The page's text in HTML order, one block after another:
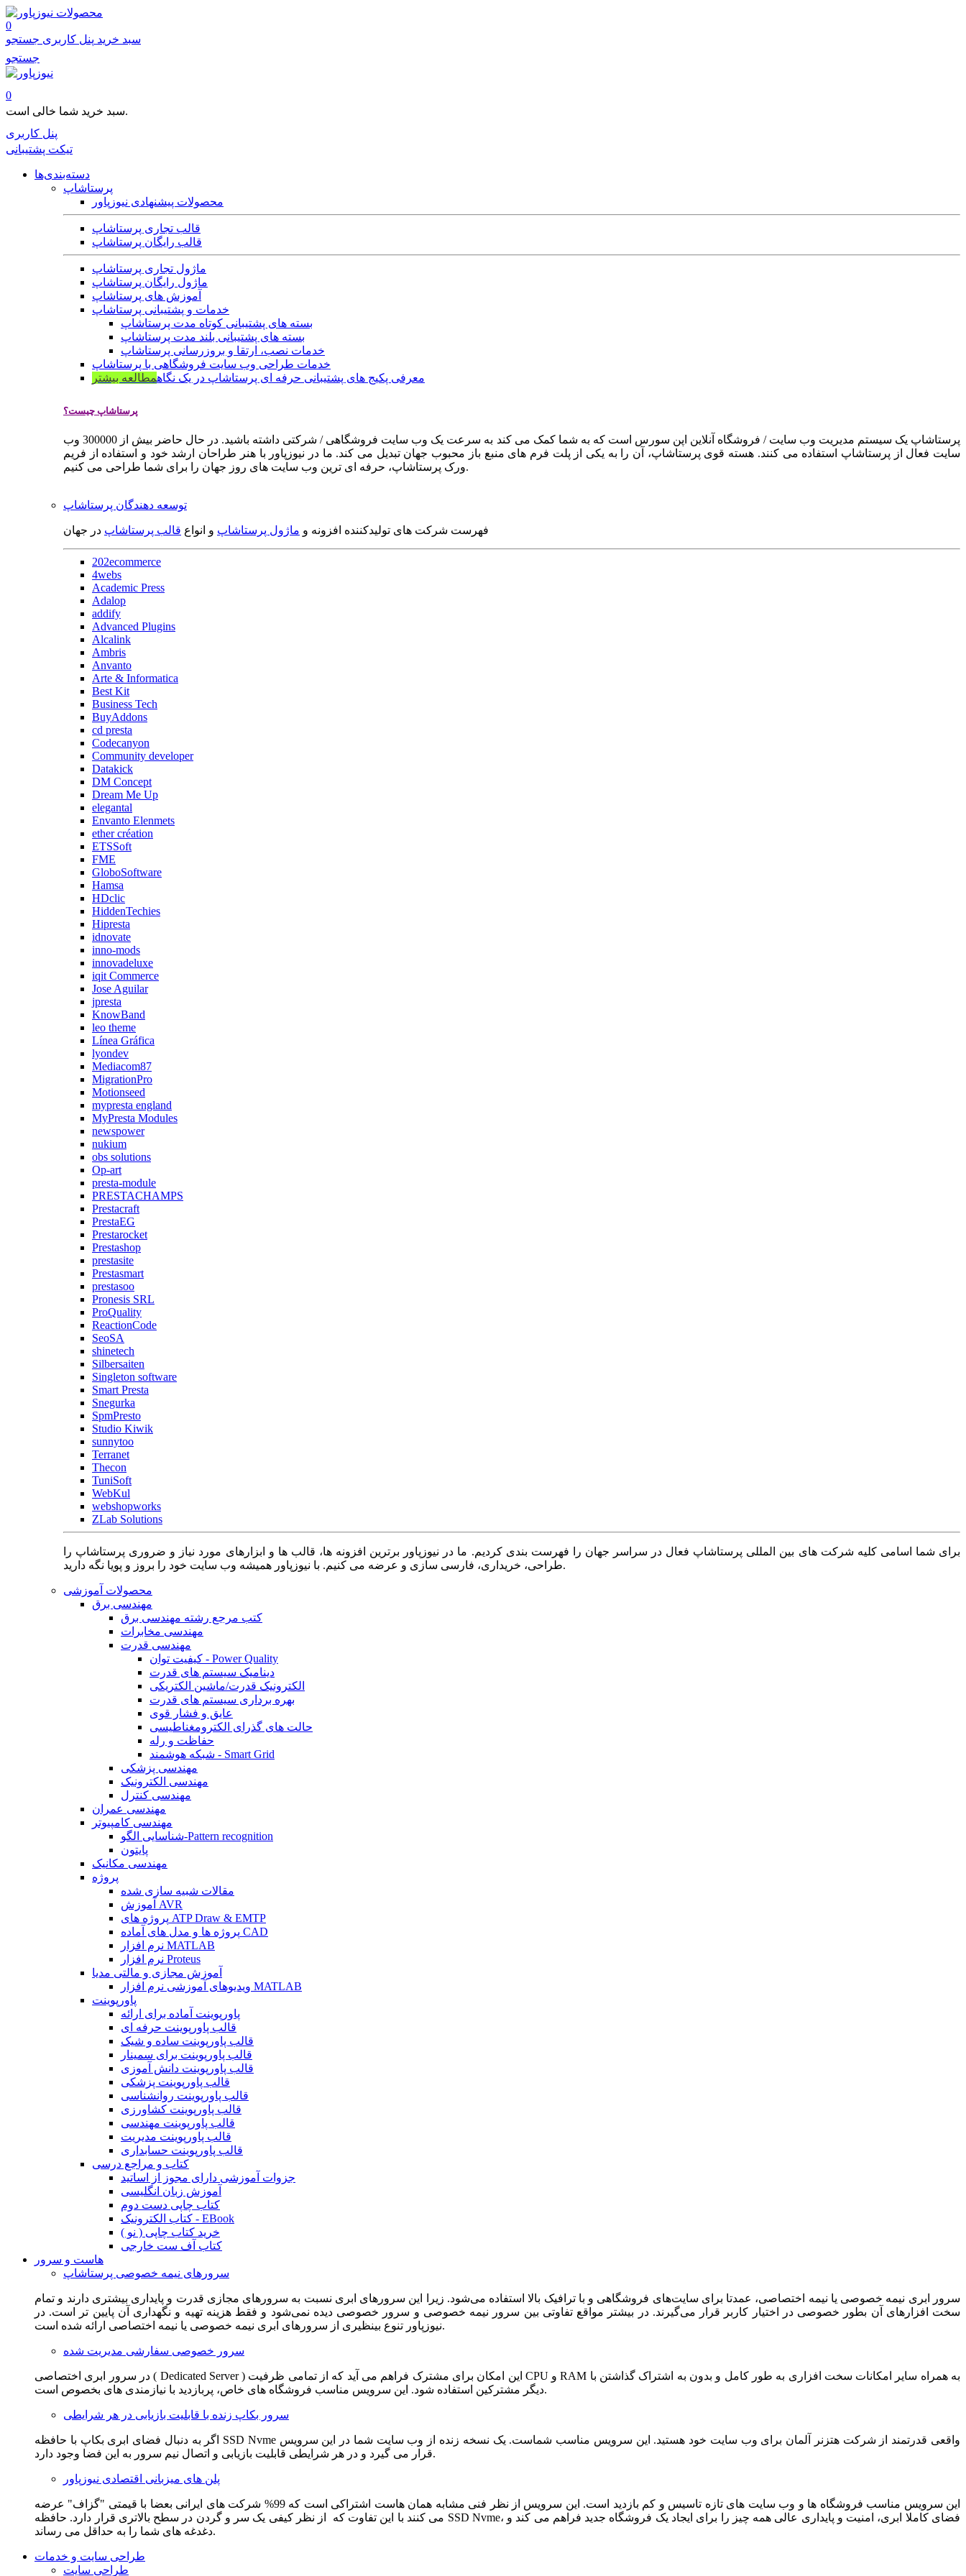
محصولات
0
سبد خرید پنل کاربری جستجو
جستجو
0
سبد خرید شما خالی است.
پنل کاربری
تیکت پشتیبانی
دسته‌بندی‌ها
پرستاشاپ
محصولات پیشنهادی نیوزپاور
قالب تجاری پرستاشاپ
قالب رایگان پرستاشاپ
ماژول تجاری پرستاشاپ
ماژول رایگان پرستاشاپ
آموزش های پرستاشاپ
خدمات و پشتیبانی پرستاشاپ
بسته های پشتیبانی کوتاه مدت پرستاشاپ
بسته های پشتیبانی بلند مدت پرستاشاپ
خدمات نصب، ارتقا و بروزرسانی پرستاشاپ
خدمات طراحی وب سایت فروشگاهی با پرستاشاپ
معرفی پکیج های پشتیبانی حرفه ای پرستاشاپ در یک نگاهمطالعه بیشتر
پرستاشاپ چیست؟
پرستاشاپ یک سیستم مدیریت وب سایت / فروشگاه آنلاین اپن سورس است که به شما کمک می کند به سرعت یک وب سایت فروشگاهی / شرکتی داشته باشید. در حال حاضر بیش از 300000 وب
سایت فعال از پرستاشاپ استفاده می کنند. هسته قوی پرستاشاپ، آن را به یکی از پلت فرم های منبع باز محبوب جهان تبدیل می کند. ما در نیوزپاور با هنر طراحان ارشد خود و استفاده از فریم
ورک پرستاشاپ، حرفه ای ترین وب سایت های روز جهان را برای شما طراحی می کنیم.
توسعه دهندگان پرستاشاپ
فهرست شرکت های تولیدکننده افزونه و ماژول پرستاشاپ و انواع قالب پرستاشاپ در جهان
202ecommerce
4webs
Academic Press
Adalop
addify
Advanced Plugins
Alcalink
Ambris
Anvanto
Arte & Informatica
Best Kit
Business Tech
BuyAddons
cd presta
Codecanyon
Community developer
Datakick
DM Concept
Dream Me Up
elegantal
Envanto Elenmets
ether création
ETSSoft
FME
GloboSoftware
Hamsa
HDclic
HiddenTechies
Hipresta
idnovate
inno-mods
innovadeluxe
iqit Commerce
Jose Aguilar
jpresta
KnowBand
leo theme
Línea Gráfica
lyondev
Mediacom87
MigrationPro
Motionseed
mypresta england
MyPresta Modules
newspower
nukium
obs solutions
Op-art
presta-module
PRESTACHAMPS
Prestacraft
PrestaEG
Prestarocket
Prestashop
prestasite
Prestasmart
prestasoo
Pronesis SRL
ProQuality
ReactionCode
SeoSA
shinetech
Silbersaiten
Singleton software
Smart Presta
Snegurka
SpmPresto
Studio Kiwik
sunnytoo
Terranet
Thecon
TuniSoft
WebKul
webshopworks
ZLab Solutions
برای شما اسامی کلیه شرکت های بین المللی پرستاشاپ فعال در سراسر جهان را فهرست بندی کردیم. ما در نیوزپاور برترین افزونه ها، قالب ها و ابزارهای مورد نیاز و ضروری پرستاشاپ را
طراحی، خریداری، فارسی سازی و عرضه می کنیم. با نیوزپاور همیشه وب سایت خود را بروز و پویا نگه دارید.
محصولات آموزشی
مهندسی برق
کتب مرجع رشته مهندسی برق
مهندسی مخابرات
مهندسی قدرت
کیفیت توان - Power Quality
دینامیک سیستم های قدرت
الکترونیک قدرت/ماشین الکتریکی
بهره برداری سیستم های قدرت
عایق و فشار قوی
حالت های گذرای الکترومغناطیسی
حفاظت و رله
شبکه هوشمند - Smart Grid
مهندسی پزشکی
مهندسی الکترونیک
مهندسی کنترل
مهندسی عمران
مهندسی کامپیوتر
شناسایی الگو-Pattern recognition
پایتون
مهندسی مکانیک
پروژه
مقالات شبیه سازی شده
آموزش AVR
پروژه های ATP Draw & EMTP
پروژه ها و مدل های آماده CAD
نرم افزار MATLAB
نرم افزار Proteus
آموزش مجازی و مالتی مدیا
ویدیوهای آموزشی نرم افزار MATLAB
پاورپوینت
پاورپوینت آماده برای ارائه
قالب پاورپوینت حرفه ای
قالب پاورپوینت ساده و شیک
قالب پاورپوینت برای سمینار
قالب پاورپوینت دانش آموزی
قالب پاورپوینت پزشکی
قالب پاورپوینت روانشناسی
قالب پاورپوینت کشاورزی
قالب پاورپوینت مهندسی
قالب پاورپوینت مدیریت
قالب پاورپوینت حسابداری
کتاب و مراجع درسی
جزوات آموزشی دارای مجوز از اساتید
آموزش زبان انگلیسی
کتاب چاپی دست دوم
کتاب الکترونیک - EBook
خرید کتاب چاپی ( نو )
کتاب آف ست خارجی
هاست و سرور
سرورهای نیمه خصوصی پرستاشاپ
سرور ابری نیمه خصوصی یا نیمه اختصاصی، عمدتا برای سایت‌های فروشگاهی و با ترافیک بالا استفاده می‌شود. زیرا این سرورهای ابری نسبت به سرورهای مجازی قدرت و پایداری بیشتری دارند و تمام
سخت افزارهای آن بطور خصوصی در اختیار کاربر قرار می‌گیرند. در بیشتر مواقع تفاوتی بین سرور نیمه خصوصی و سرور خصوصی دیده نمی‌شود و فقط هزینه تهیه و نگهداری آن پایین تر است. در
نیوزپاور تنوع بینظیری از سرورهای ابری نیمه خصوصی یا نیمه اختصاصی ارائه شده است.
سرور خصوصی سفارشی مدیریت شده
در سرور ابری اختصاصی ( Dedicated Server ) این امکان برای مشترک فراهم می آید که از تمامی ظرفیت CPU و RAM به همراه سایر امکانات سخت افزاری به طور کامل و بدون به اشتراک گذاشتن با
دیگر مشترکین استفاده شود. این سرویس مناسب فروشگاه های خاص، پربازدید با نیازمندی های بخصوص است.
سرور بکاپ زنده با قابلیت بازیابی در هر شرایطی
اگر به دنبال فضای ابری بکاپ با حافظه SSD Nvme واقعی قدرتمند از شرکت هتزنر آلمان برای وب سایت خود هستید. این سرویس مناسب شماست. یک نسخه زنده از وب سایت شما در این سرویس
قرار می گیرد و در هر شرایطی قابلیت بازیابی و اتصال نیم سرور به این فضا وجود دارد.
پلن های میزبانی اقتصادی نیوزپاور
این سرویس مناسب فروشگاه ها و وب سایت های تازه تاسیس و کم بازدید است. این سرویس از نظر فنی مشابه همان هاست اشتراکی است که 99% شرکت های ایرانی بعضا با قیمتی "گزاف" عرضه
می کنند با این تفاوت که از نظر کیفی یک سر و گردن در سطح بالاتری قرار دارد. حافظه SSD Nvme، فضای کاملا ابری، امنیت و پایداری عالی همه چیز را برای ایجاد یک فروشگاه جدید فراهم می کند و
دغدغه های شما را به حداقل می رساند.
طراحی سایت و خدمات
طراحی سایت